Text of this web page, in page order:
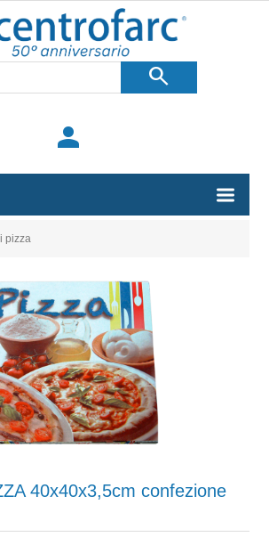
search
person
pizza
40x40x3,5cm confezione